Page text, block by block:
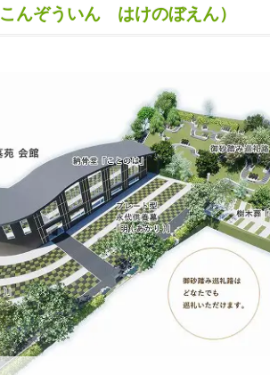
んぞういん はけのぼえん）